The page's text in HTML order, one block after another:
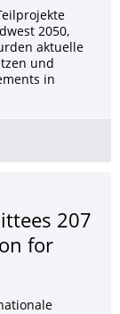
2050,
aktuelle
und
in
207
for